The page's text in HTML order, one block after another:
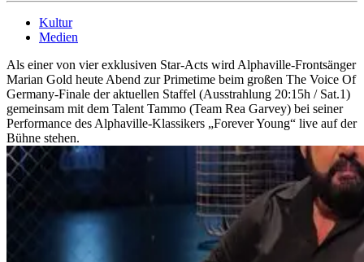
Kultur
Medien
Als einer von vier exklusiven Star-Acts wird Alphaville-Frontsänger
Marian Gold heute Abend zur Primetime beim großen The Voice Of
Germany-Finale der aktuellen Staffel (Ausstrahlung 20:15h / Sat.1)
gemeinsam mit dem Talent Tammo (Team Rea Garvey) bei seiner
Performance des Alphaville-Klassikers „Forever Young“ live auf der
Bühne stehen.